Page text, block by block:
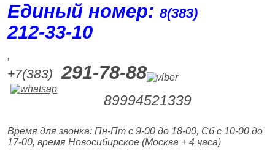
Единый номер:8(383)
212‑33‑10
,
+7(383) 291-78-88
89994521339
Время для звонка: Пн-Пт с 9-00 до 18-00, Сб с 10-00 до
17-00, время Новосибирское (Москва + 4 часа)